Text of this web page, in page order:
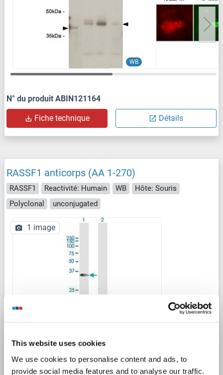
This website uses cookies
We use cookies to personalise content and ads, to
provide social media features and to analyse our traffic.
WB
N° du produit ABIN121164
Fiche technique Détails
RASSF1 anticorps (AA 1-270)
RASSF1 Reactivité: Humain WB
Hôte: Souris
Polyclonal
unconjugated
1 image
N° du produit ABIN949041
Fiche technique